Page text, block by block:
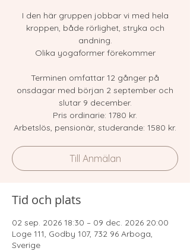
I den här gruppen jobbar vi med hela
kroppen, både rörlighet, stryka och
andning.
Olika yogaformer förekommer
Terminen omfattar 12 gånger på
onsdagar med början 2 september och
slutar 9 december.
Pris ordinarie: 1780 kr.
Arbetslös, pensionär, studerande: 1580 kr.
Till Anmälan
Tid och plats
02 sep. 2026 18:30 – 09 dec. 2026 20:00
Loge 111, Godby 107, 732 96 Arboga,
Sverige